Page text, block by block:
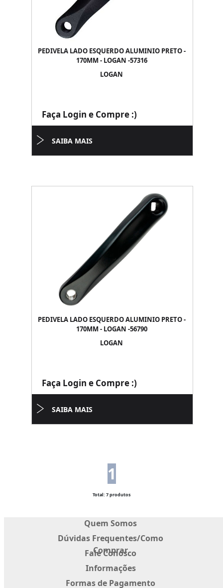
PEDIVELA LADO ESQUERDO ALUMINIO PRETO -
170MM - LOGAN -57316
LOGAN
Faça Login e Compre :)
SAIBA MAIS
PEDIVELA LADO ESQUERDO ALUMINIO PRETO -
170MM - LOGAN -56790
LOGAN
Faça Login e Compre :)
SAIBA MAIS
1
Total: 7 produtos
Quem Somos
Dúvidas Frequentes/Como
Comprar
Fale Conosco
Informações
Formas de Pagamento